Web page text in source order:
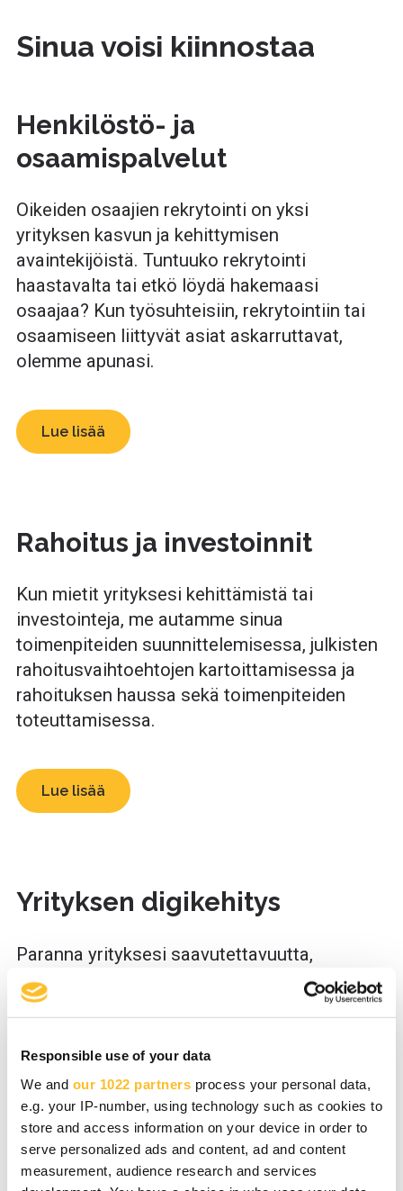
Responsible use of your data
We and our 1022 partners process your personal data,
e.g. your IP-number, using technology such as cookies to
store and access information on your device in order to
serve personalized ads and content, ad and content
measurement, audience research and services
Sinua voisi kiinnostaa
Henkilöstö- ja
osaamispalvelut
Oikeiden osaajien rekrytointi on yksi
yrityksen kasvun ja kehittymisen
avaintekijöistä. Tuntuuko rekrytointi
haastavalta tai etkö löydä hakemaasi
osaajaa? Kun työsuhteisiin, rekrytointiin tai
osaamiseen liittyvät asiat askarruttavat,
olemme apunasi.
Lue lisää
Rahoitus ja investoinnit
Kun mietit yrityksesi kehittämistä tai
investointeja, me autamme sinua
toimenpiteiden suunnittelemisessa, julkisten
rahoitusvaihtoehtojen kartoittamisessa ja
rahoituksen haussa sekä toimenpiteiden
toteuttamisessa.
Lue lisää
Yrityksen digikehitys
Paranna yrityksesi saavutettavuutta,
asiakashankintaa ja -kokemusta
digityökalujen käyttöönotolla ja kehittämällä
Lue lisää